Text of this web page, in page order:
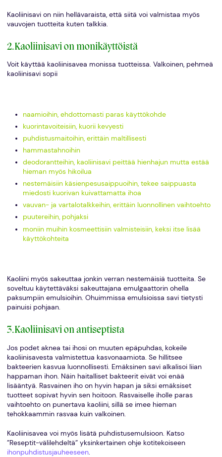
Kaoliinisavi on niin hellävaraista, että siitä voi valmistaa myös
vauvojen tuotteita kuten talkkia.
2.Kaoliinisavi on monikäyttöistä
Voit käyttää kaoliinisavea monissa tuotteissa. Valkoinen, pehmeä
kaoliinisavi sopii
naamioihin, ehdottomasti paras käyttökohde
kuorintavoiteisiin, kuorii kevyesti
puhdistusmaitoihin, erittäin maltillisesti
hammastahnoihin
deodorantteihin, kaoliinisavi peittää hienhajun mutta estää
hieman myös hikoilua
nestemäisiin käsienpesusaippuoihin, tekee saippuasta
miedosti kuorivan kuivattamatta ihoa
vauvan- ja vartalotalkkeihin, erittäin luonnollinen vaihtoehto
puutereihin, pohjaksi
moniin muihin kosmeettisiin valmisteisiin, keksi itse lisää
käyttökohteita
Kaoliini myös sakeuttaa jonkin verran nestemäisiä tuotteita. Se
soveltuu käytettäväksi sakeuttajana emulgaattorin ohella
paksumpiin emulsioihin. Ohuimmissa emulsioissa savi tietysti
painuisi pohjaan.
3.Kaoliinisavi on antiseptista
Jos podet aknea tai ihosi on muuten epäpuhdas, kokeile
kaoliinisavesta valmistettua kasvonaamiota. Se hillitsee
bakteerien kasvua luonnollisesti. Emäksinen savi alkalisoi liian
happaman ihon. Näin haitalliset bakteerit eivät voi enää
lisääntyä. Rasvainen iho on hyvin hapan ja siksi emäksiset
tuotteet sopivat hyvin sen hoitoon. Rasvaiselle iholle paras
vaihtoehto on punertava kaoliini, sillä se imee hieman
tehokkaammin rasvaa kuin valkoinen.
Kaoliinisavea voi myös lisätä puhdistusemulsioon. Katso
”Reseptit-välilehdeltä” yksinkertainen ohje kotitekoiseen
ihonpuhdistusjauheeseen.